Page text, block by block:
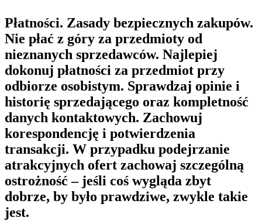
Płatności. Zasady bezpiecznych zakupów.
Nie płać z góry za przedmioty od
nieznanych sprzedawców. Najlepiej
dokonuj płatności za przedmiot przy
odbiorze osobistym. Sprawdzaj opinie i
historię sprzedającego oraz kompletność
danych kontaktowych. Zachowuj
korespondencję i potwierdzenia
transakcji. W przypadku podejrzanie
atrakcyjnych ofert zachowaj szczególną
ostrożność – jeśli coś wygląda zbyt
dobrze, by było prawdziwe, zwykle takie
jest.